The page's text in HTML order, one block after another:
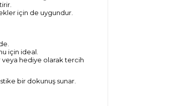
için de uygundur.
için ideal.
veya hediye olarak tercih
bir dokunuş sunar.